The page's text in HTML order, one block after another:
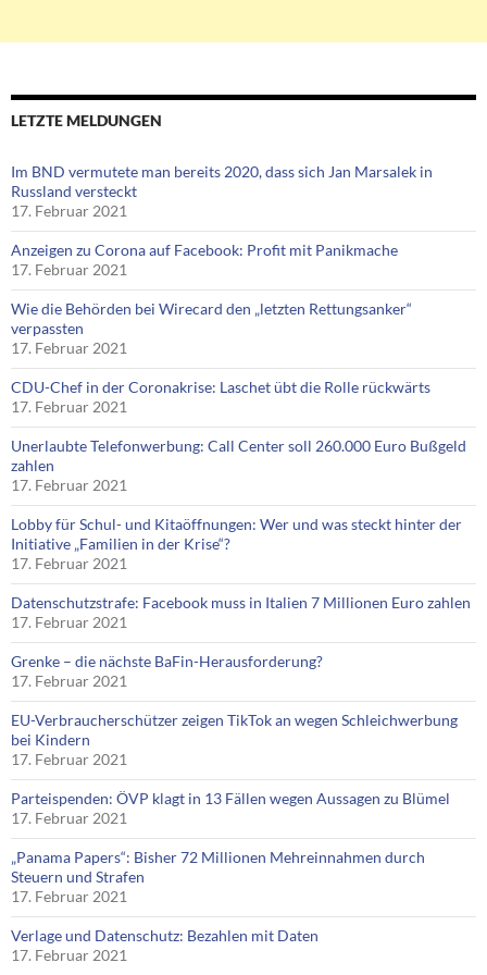
LETZTE MELDUNGEN
Im BND vermutete man bereits 2020, dass sich Jan Marsalek in
Russland versteckt
17. Februar 2021
Anzeigen zu Corona auf Facebook: Profit mit Panikmache
17. Februar 2021
Wie die Behörden bei Wirecard den „letzten Rettungsanker“
verpassten
17. Februar 2021
CDU-Chef in der Coronakrise: Laschet übt die Rolle rückwärts
17. Februar 2021
Unerlaubte Telefonwerbung: Call Center soll 260.000 Euro Bußgeld
zahlen
17. Februar 2021
Lobby für Schul- und Kitaöffnungen: Wer und was steckt hinter der
Initiative „Familien in der Krise“?
17. Februar 2021
Datenschutzstrafe: Facebook muss in Italien 7 Millionen Euro zahlen
17. Februar 2021
Grenke – die nächste BaFin-Herausforderung?
17. Februar 2021
EU-Verbraucherschützer zeigen TikTok an wegen Schleichwerbung
bei Kindern
17. Februar 2021
Parteispenden: ÖVP klagt in 13 Fällen wegen Aussagen zu Blümel
17. Februar 2021
„Panama Papers“: Bisher 72 Millionen Mehreinnahmen durch
Steuern und Strafen
17. Februar 2021
Verlage und Datenschutz: Bezahlen mit Daten
17. Februar 2021